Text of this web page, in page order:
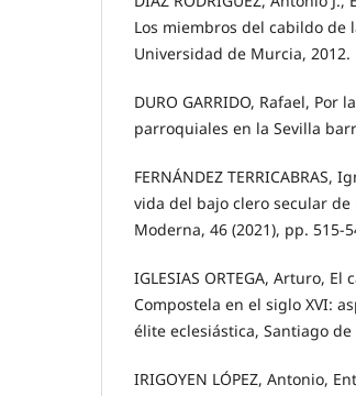
Los miembros del cabildo de
Universidad de Murcia, 2012.
DURO GARRIDO, Rafael,
parroquiales en la Sevilla
FERNÁNDEZ
vida del bajo clero secular de
Moderna, 46 (2021), pp. 515-
IGLESIAS ORTEGA, Arturo,
Compostela en el siglo XVI:
élite eclesiástica, Santiago
IRIGOYEN LÓPEZ, Antonio,